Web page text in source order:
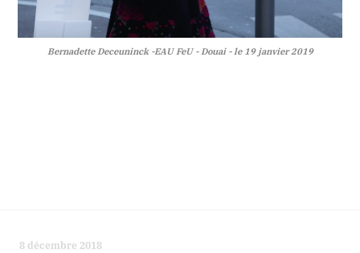
Bernadette Deceuninck -EAU FeU - Douai - le 19 janvier 2019
8 décembre 2018